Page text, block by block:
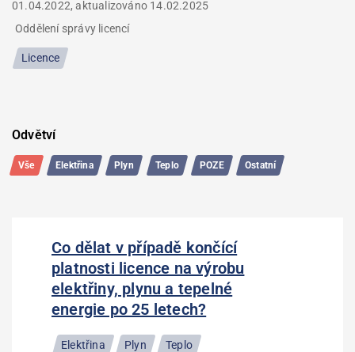
01.04.2022, aktualizováno 14.02.2025
Oddělení správy licencí
Licence
Filtrování
výpisu
dotazů
Odvětví
Vše Elektřina Plyn Teplo POZE Ostatní
Výpis
dotazů
Co dělat v případě končící
platnosti licence na výrobu
elektřiny, plynu a tepelné
energie po 25 letech?
Elektřina Plyn Teplo